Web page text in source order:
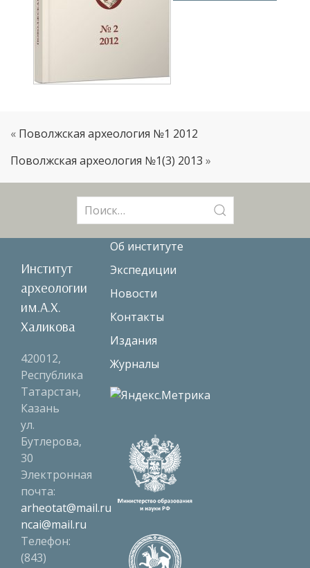
« Поволжская археология №1 2012
Поволжская археология №1(3) 2013 »
Институт
археологии
им.А.Х.
Халикова
420012,
Республика
Татарстан,
Казань
ул.
Бутлерова,
30
Электронная
почта:
arheotat@mail.ru
ncai@mail.ru
Телефон:
(843)
Об институте
Экспедиции
Новости
Контакты
Издания
Журналы